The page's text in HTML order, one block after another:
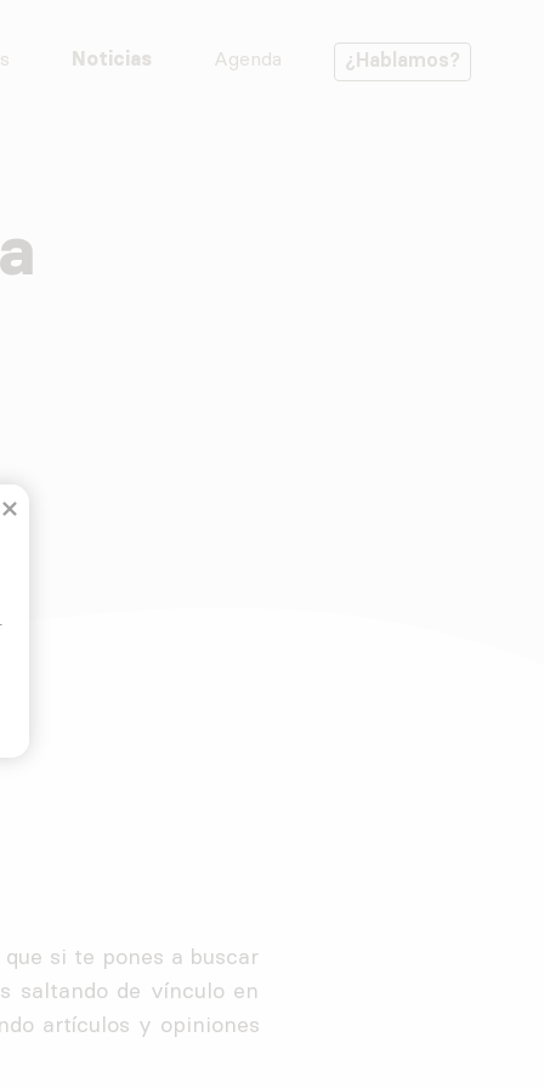
Noticias Agenda ¿Hablamos?
si te pones a buscar
saltando de vínculo en
artículos y opiniones